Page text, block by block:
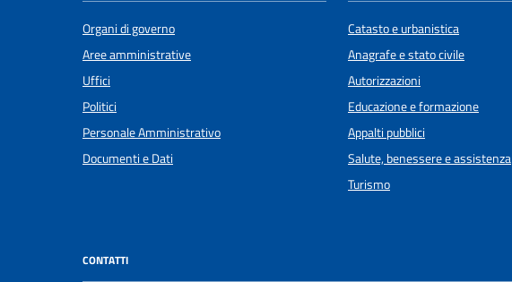
Organi di governo
Aree amministrative
Uffici
Politici
Personale Amministrativo
Documenti e Dati
Catasto e urbanistica
Anagrafe e stato civile
Autorizzazioni
Educazione e formazione
Appalti pubblici
Salute, benessere e assistenza
Turismo
CONTATTI